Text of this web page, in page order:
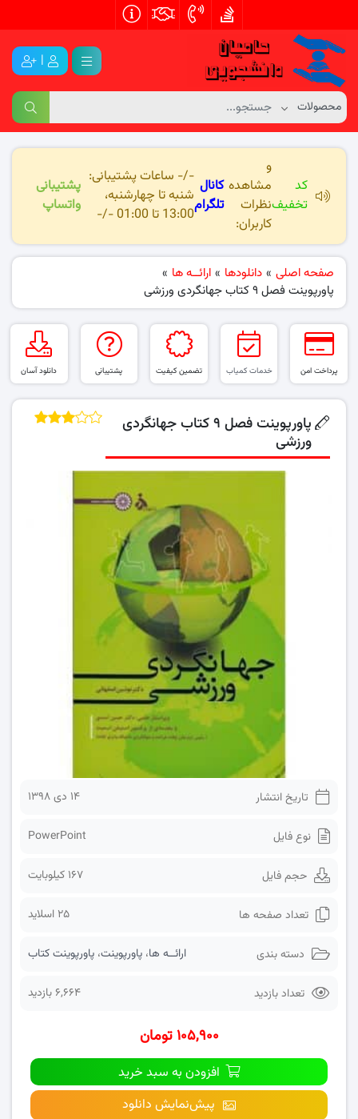
|
کد
تخفیف
و
مشاهده
نظرات
کاربران:
کانال
تلگرام
-/- ساعات پشتیبانی:
شنبه تا چهارشنبه،
13:00 تا 01:00 -/-
پشتیبانی
واتساپ
صفحه اصلی » دانلودها » ارائــه ها »
پاورپوینت فصل ۹ کتاب جهانگردی ورزشی
پرداخت امن خدمات کمیاب تضمین کیفیت پشتیبانی دانلود آسان
پاورپوینت فصل ۹ کتاب جهانگردی
ورزشی
تاریخ انتشار ۱۴ دی ۱۳۹۸
نوع فایل PowerPoint
حجم فایل 167 کیلوبایت
تعداد صفحه ها 25 اسلاید
دسته بندی ارائــه ها، پاورپوینت، پاورپوینت کتاب
تعداد بازدید 6,664 بازدید
۱۰۵,۹۰۰ تومان
افزودن به سبد خرید
پیش‌نمایش دانلود